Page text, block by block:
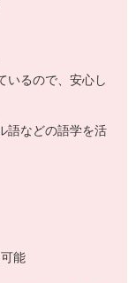
いるので、安心し
語などの語学を活
能